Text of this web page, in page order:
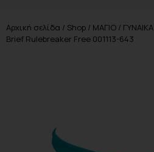
Αρχική σελίδα / Shop / ΜΑΓΙΟ / ΓΥΝΑΙΚΑ
Brief Rulebreaker Free 001113-643